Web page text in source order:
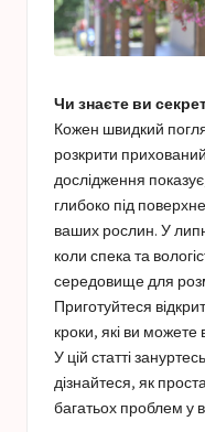
Чи знаєте ви
Кожен швидкий
розкрити
дослідження
глибоко під
ваших рослин. У
коли спека та
середовище для
Приготуйтеся
кроки, які ви можете
У цій статті
дізнайтеся, як
багатьох проблем у